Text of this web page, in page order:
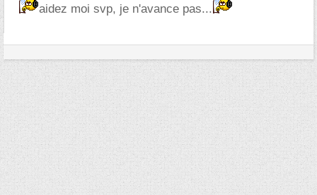
aidez moi svp, je n'avance pas...